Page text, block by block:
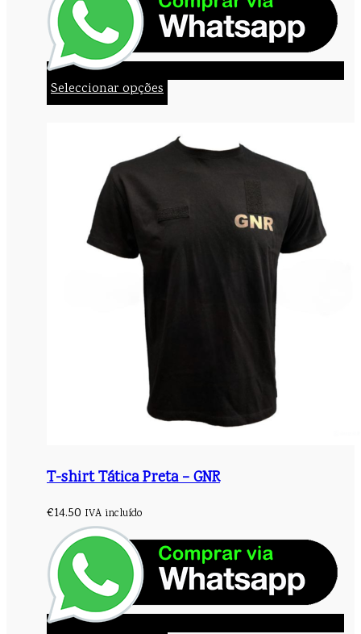
Seleccionar opções
T-shirt Tática Preta – GNR
€14.50 IVA incluído